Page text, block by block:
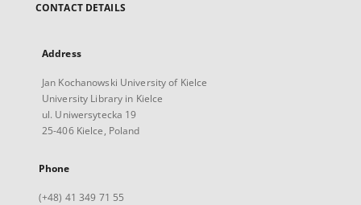
CONTACT DETAILS
Address
Jan Kochanowski University of Kielce
University Library in Kielce
ul. Uniwersytecka 19
25-406 Kielce, Poland
Phone
(+48) 41 349 71 55